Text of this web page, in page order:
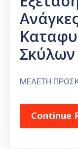
Σκύλων
ΜΕΛΕΤΗ
Continue